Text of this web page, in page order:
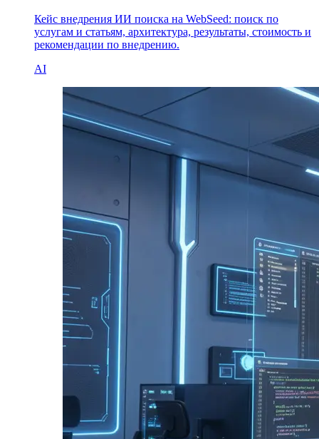
Кейс внедрения ИИ поиска на WebSeed: поиск по
услугам и статьям, архитектура, результаты, стоимость и
рекомендации по внедрению.
AI